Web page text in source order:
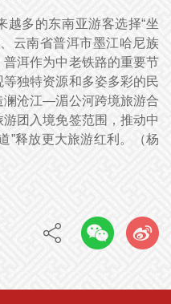
越多的东南亚游客选择“坐
云南省普洱市墨江哈尼族
洱作为中老铁路的重要节
独特资源和多姿多彩的民
澜沧江—湄公河跨境旅游合
团入境免签范围，推动中
”释放更大旅游红利。（杨